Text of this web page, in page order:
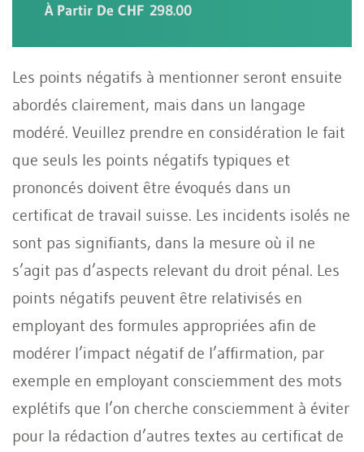
À Partir De CHF 298.00
Les points négatifs à mentionner seront ensuite
abordés clairement, mais dans un langage
modéré. Veuillez prendre en considération le fait
que seuls les points négatifs typiques et
prononcés doivent être évoqués dans un
certificat de travail suisse. Les incidents isolés ne
sont pas signifiants, dans la mesure où il ne
s’agit pas d’aspects relevant du droit pénal. Les
points négatifs peuvent être relativisés en
employant des formules appropriées afin de
modérer l’impact négatif de l’affirmation, par
exemple en employant consciemment des mots
explétifs que l’on cherche consciemment à éviter
pour la rédaction d’autres textes au certificat de